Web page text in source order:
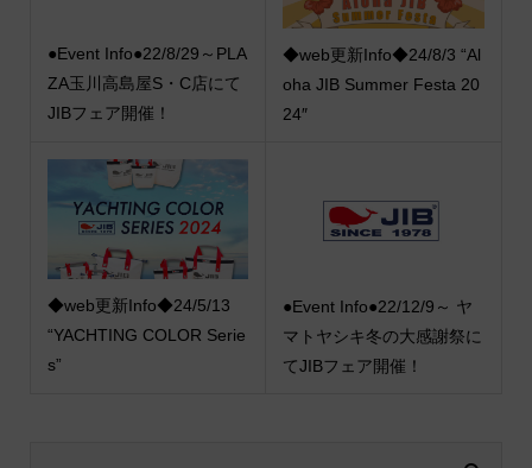
●Event Info●22/8/29～PLA
ZA玉川高島屋S・C店にて
JIBフェア開催！
◆web更新Info◆24/8/3 “Al
oha JIB Summer Festa 20
24″
◆web更新Info◆24/5/13
“YACHTING COLOR Serie
s”
●Event Info●22/12/9～ ヤ
マトヤシキ冬の大感謝祭に
てJIBフェア開催！